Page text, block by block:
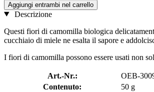
Aggiungi entrambi nel carrello
Descrizione
Questi fiori di camomilla biologica
cucchiaio di miele ne esalta il sapore e
I fiori di camomilla possono essere usati non
Art.-Nr.:
OEB-
Contenuto:
50 g